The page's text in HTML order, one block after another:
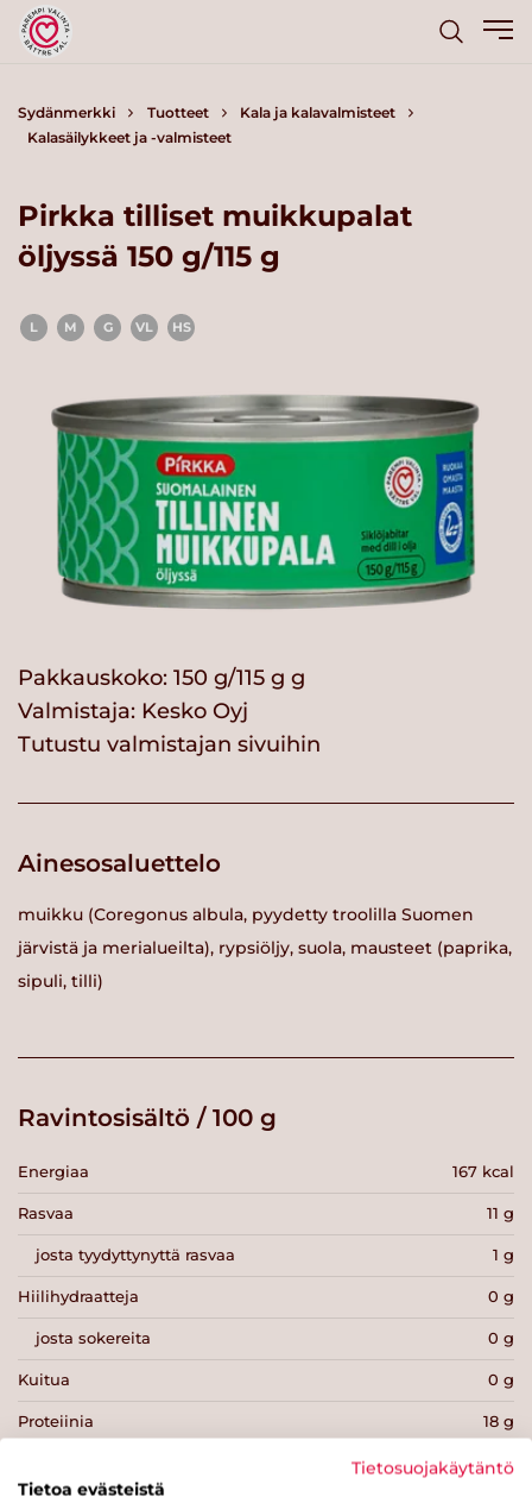
Sydänmerkki Tuotteet
Kala ja kalavalmisteet
Kalasäilykkeet ja -valmisteet
Pirkka tilliset muikkupalat
öljyssä 150 g/115 g
L M G VL HS
Pakkauskoko: 150 g/115 g g
Valmistaja: Kesko Oyj
Tutustu valmistajan sivuihin
Ainesosaluettelo
muikku (Coregonus albula, pyydetty troolilla Suomen
järvistä ja merialueilta), rypsiöljy, suola, mausteet (paprika,
sipuli, tilli)
Ravintosisältö / 100 g
Energiaa 167 kcal
Rasvaa 11 g
josta tyydyttynyttä rasvaa 1 g
Hiilihydraatteja 0 g
josta sokereita 0 g
Kuitua 0 g
Proteiinia 18 g
1.1 g
Tietosuojakäytäntö
Tietoa evästeistä